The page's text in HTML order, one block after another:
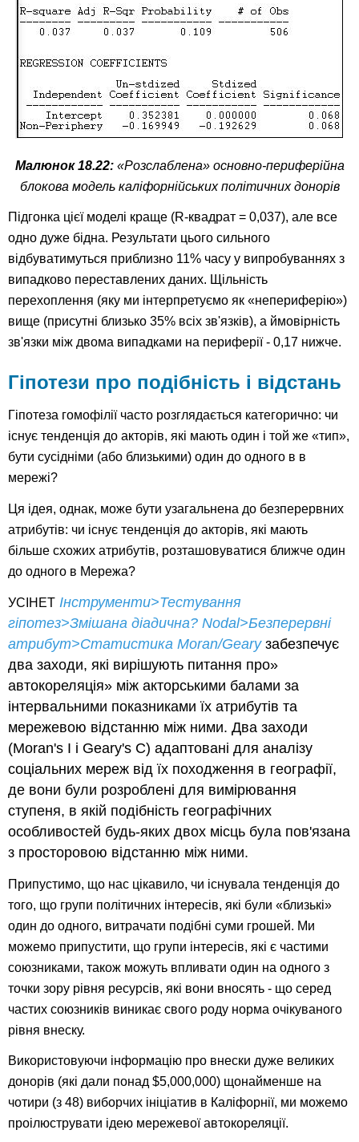
Малюнок 18.22: «Розслаблена» основно-периферійна
блокова модель каліфорнійських політичних донорів
Підгонка цієї моделі краще (R-квадрат = 0,037), але все
одно дуже бідна. Результати цього сильного
відбуватимуться приблизно 11% часу у випробуваннях з
випадково переставлених даних. Щільність
перехоплення (яку ми інтерпретуємо як «непериферію»)
вище (присутні близько 35% всіх зв'язків), а ймовірність
зв'язки між двома випадками на периферії - 0,17 нижче.
Гіпотези про подібність і відстань
Гіпотеза гомофілії часто розглядається категорично: чи
існує тенденція до акторів, які мають один і той же «тип»,
бути сусідніми (або близькими) один до одного в в
мережі?
Ця ідея, однак, може бути узагальнена до безперервних
атрибутів: чи існує тенденція до акторів, які мають
більше схожих атрибутів, розташовуватися ближче один
до одного в Мережа?
УСІНЕТ Інструменти>Тестування
гіпотез>Змішана діадична? Nodal>Безперервні
атрибут>Статистика Moran/Geary забезпечує
два заходи, які вирішують питання про»
автокореляція» між акторськими балами за
інтервальними показниками їх атрибутів та
мережевою відстанню між ними. Два заходи
(Moran's I і Geary's C) адаптовані для аналізу
соціальних мереж від їх походження в географії,
де вони були розроблені для вимірювання
ступеня, в якій подібність географічних
особливостей будь-яких двох місць була пов'язана
з просторовою відстанню між ними.
Припустимо, що нас цікавило, чи існувала тенденція до
того, що групи політичних інтересів, які були «близькі»
один до одного, витрачати подібні суми грошей. Ми
можемо припустити, що групи інтересів, які є частими
союзниками, також можуть впливати один на одного з
точки зору рівня ресурсів, які вони вносять - що серед
частих союзників виникає свого роду норма очікуваного
рівня внеску.
Використовуючи інформацію про внески дуже великих
донорів (які дали понад $5,000,000) щонайменше на
чотири (з 48) виборчих ініціатив в Каліфорнії, ми можемо
проілюструвати ідею мережевої автокореляції.